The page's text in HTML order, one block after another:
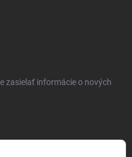
zasielať informácie o nových